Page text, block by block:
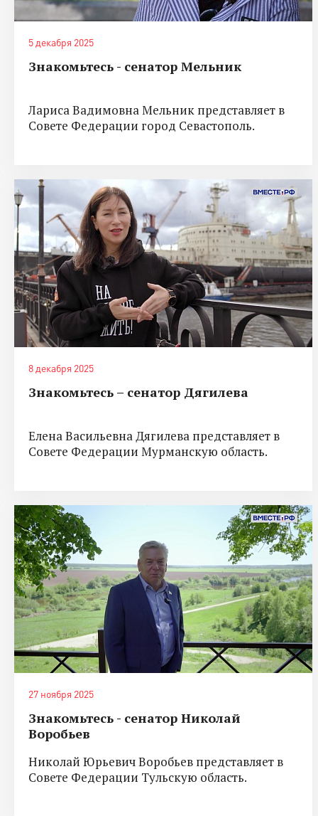
5 декабря 2025
Знакомьтесь - сенатор Мельник
Лариса Вадимовна Мельник представляет в
Совете Федерации город Севастополь.
8 декабря 2025
Знакомьтесь – сенатор Дягилева
Елена Васильевна Дягилева представляет в
Совете Федерации Мурманскую область.
27 ноября 2025
Знакомьтесь - сенатор Николай
Воробьев
Николай Юрьевич Воробьев представляет в
Совете Федерации Тульскую область.